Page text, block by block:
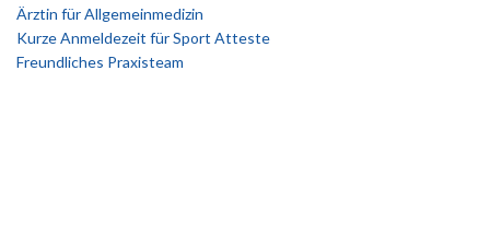
Ärztin für Allgemeinmedizin
Kurze Anmeldezeit für Sport Atteste
Freundliches Praxisteam